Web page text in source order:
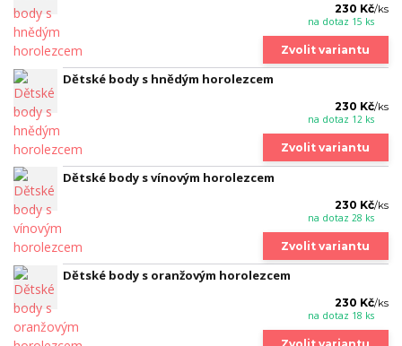
230 Kč/ks
na dotaz 15 ks
Zvolit variantu
Dětské body s hnědým horolezcem
230 Kč/ks
na dotaz 12 ks
Zvolit variantu
Dětské body s vínovým horolezcem
230 Kč/ks
na dotaz 28 ks
Zvolit variantu
Dětské body s oranžovým horolezcem
230 Kč/ks
na dotaz 18 ks